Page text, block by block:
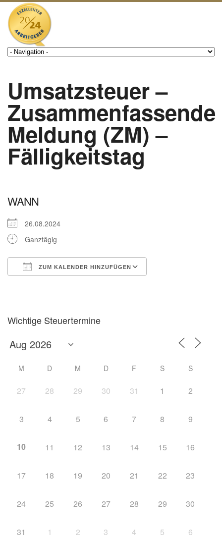
Umsatzsteuer –
Zusammenfassende
Meldung (ZM) –
Fälligkeitstag
WANN
26.08.2024
Ganztägig
ZUM KALENDER HINZUFÜGEN
Wichtige Steuertermine
M D M D F S S
27 28 29 30 31 1 2
3 4 5 6 7 8 9
10 11 12 13 14 15 16
17 18 19 20 21 22 23
24 25 26 27 28 29 30
31 1 2 3 4 5 6